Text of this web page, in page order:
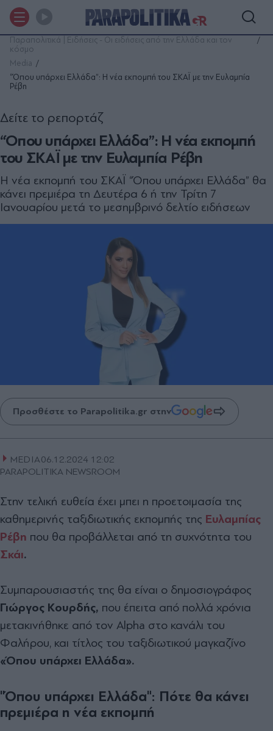
Παραπολιτικά | Ειδήσεις - Οι ειδήσεις από την Ελλάδα και τον
κόσμο
Media
“Όπου υπάρχει Ελλάδα”: Η νέα εκπομπή του ΣΚΑΪ με την Ευλαμπία
Ρέβη
“Όπου υπάρχει Ελλάδα”: Η νέα εκπομπή
του ΣΚΑΪ με την Ευλαμπία Ρέβη
Δείτε το ρεπορτάζ
Η νέα εκπομπή του ΣΚΑΪ “Όπου υπάρχει Ελλάδα” θα
κάνει πρεμιέρα τη Δευτέρα 6 ή την Τρίτη 7
Ιανουαρίου μετά το μεσημβρινό δελτίο ειδήσεων
Προσθέστε το Parapolitika.gr στην
MEDIA06.12.2024 12:02
PARAPOLITIKA NEWSROOM
Στην τελική ευθεία έχει μπει η προετοιμασία της
καθημερινής ταξιδιωτικής εκπομπής της Ευλαμπίας
Ρέβη που θα προβάλλεται από τη συχνότητα του
Σκάι.
Συμπαρουσιαστής της θα είναι ο δημοσιογράφος
Γιώργος Κουρδής, που έπειτα από πολλά χρόνια
μετακινήθηκε από τον Alpha στο κανάλι του
Φαλήρου, και τίτλος του ταξιδιωτικού μαγκαζίνο
«Όπου υπάρχει Ελλάδα».
"Όπου υπάρχει Ελλάδα": Πότε θα κάνει
πρεμιέρα η νέα εκπομπή